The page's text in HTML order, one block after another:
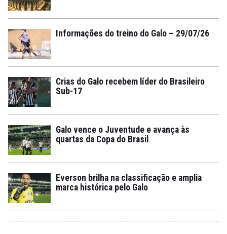
Informações do treino do Galo – 29/07/26
Crias do Galo recebem líder do Brasileiro
Sub-17
Galo vence o Juventude e avança às
quartas da Copa do Brasil
Everson brilha na classificação e amplia
marca histórica pelo Galo